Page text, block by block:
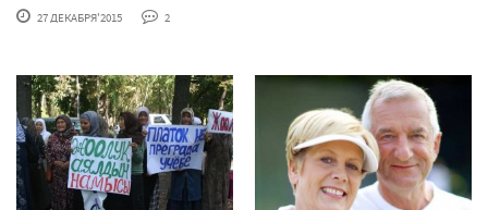
27 ДЕКАБРЯ'2015 2